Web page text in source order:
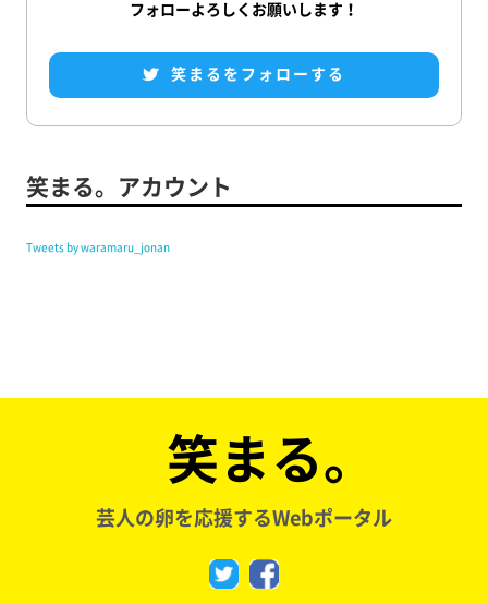
フォローよろしくお願いします！
笑まるをフォローする
笑まる。アカウント
Tweets by waramaru_jonan
笑まる。
芸人の卵を応援するWebポータル